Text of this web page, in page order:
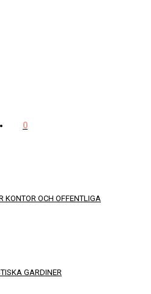
KONTOR OCH OFFENTLIGA
GARDINER
0